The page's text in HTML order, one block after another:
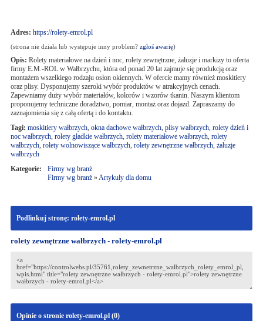
Adres: https://rolety-emrol.pl
(strona nie działa lub występuje inny problem? zgłoś awarię)
Opis: Rolety materiałowe na dzień i noc, rolety zewnętrzne, żaluzje i markizy to oferta
firmy E.M.-ROL w Wałbrzychu, która od ponad 20 lat zajmuje się produkcją oraz
montażem wszelkiego rodzaju osłon okiennych. W ofercie mamy również moskitiery
oraz plisy. Dysponujemy szeroki wybór produktów w atrakcyjnych cenach.
Zapewniamy duży wybór materiałów, kolorów i wzorów tkanin. Naszym klientom
proponujemy techniczne doradztwo, pomiar, montaż oraz dojazd. Zapraszamy do
zaznajomienia się z całą ofertą i do kontaktu.
Tagi: moskitiery wałbrzych, okna dachowe wałbrzych, plisy wałbrzych, rolety dzień i
noc wałbrzych, rolety gładkie wałbrzych, rolety materiałowe wałbrzych, rolety
wałbrzych, rolety wolnowiszące wałbrzych, rolety zewnętrzne wałbrzych, żaluzje
wałbrzych
Kategorie:
Firmy wg branż
Firmy wg branż»Artykuły dla domu
Podlinkuj stronę: rolety-emrol.pl
rolety zewnętrzne wałbrzych - rolety-emrol.pl
Opinie o stronie rolety-emrol.pl (0)